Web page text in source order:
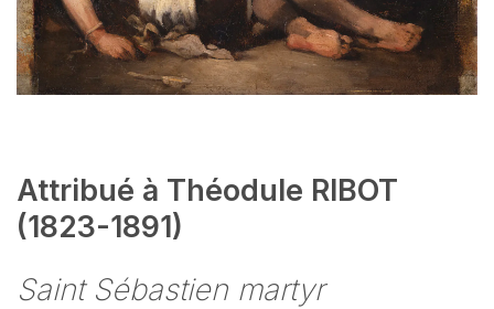
Attribué à Théodule RIBOT
(1823-1891)
Saint Sébastien martyr